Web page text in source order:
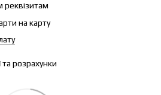
реквізитам
на карту
та розрахунки